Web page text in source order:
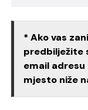
* Ako vas
predbilježite
email
mjesto niže